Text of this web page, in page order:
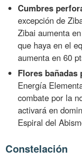
Cumbres
excepción de
Zibai aumenta
que haya en el
aumenta en 60
Flores bañadas
Energía
combate por la
activará en
Espiral del
Constelación